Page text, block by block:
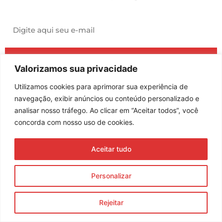
Valorizamos sua privacidade
Utilizamos cookies para aprimorar sua experiência de
navegação, exibir anúncios ou conteúdo personalizado e
analisar nosso tráfego. Ao clicar em “Aceitar todos”, você
concorda com nosso uso de cookies.
Personalizar
Rejeitar
Aceitar tudo
© 2023 Morente Forte. Todos os direitos reservados
Política de Privacidade e Termos de Uso